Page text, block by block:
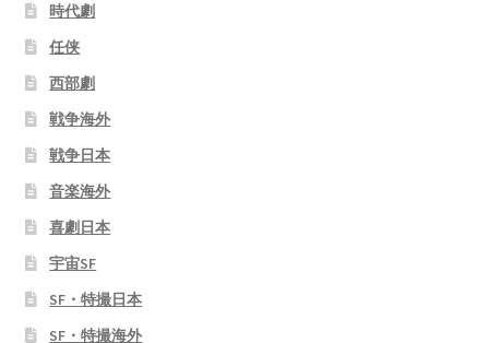
時代劇
任侠
西部劇
戦争海外
戦争日本
音楽海外
喜劇日本
宇宙SF
SF・特撮日本
SF・特撮海外